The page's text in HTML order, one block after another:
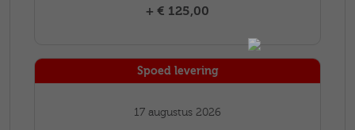
+ € 125,00
Spoed levering
17 augustus 2026